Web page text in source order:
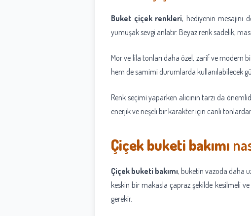
Buket çiçek renkleri, hediyenin mesajını
yumuşak sevgi anlatır. Beyaz renk sadelik,
Mor ve lila tonları daha özel, zarif ve modern
hem de samimi durumlarda kullanılabilecek
Renk seçimi yaparken alıcının tarzı da
enerjik ve neşeli bir karakter için canlı
Çiçek buketi bakımı
Çiçek buketi bakımı, buketin vazoda daha
keskin bir makasla çapraz şekilde kesilmeli
gerekir.